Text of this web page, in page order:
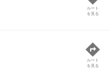
ルート
を見る
ルート
を見る